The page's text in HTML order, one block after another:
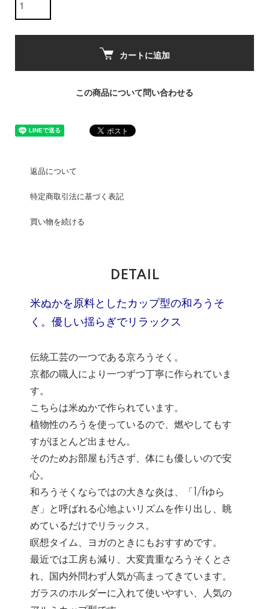
カートに追加
この商品について問い合わせる
返品について
特定商取引法に基づく表記
買い物を続ける
DETAIL
米ぬかを原料としたカップ型の和ろうそ
く。優しい揺らぎでリラックス
伝統工芸の一つである京ろうそく。
京都の職人により一つずつ丁寧に作られていま
す。
こちらは米ぬかで作られています。
植物性のろうを使っているので、燃やしてもす
すがほとんど出ません。
そのためお部屋も汚さず、体にも優しいので安
心。
和ろうそくならではの大きな炎は、「1/fゆら
ぎ」と呼ばれる心地よいリズムを作り出し、眺
めているだけでリラックス。
瞑想タイム、ヨガのときにもおすすめです。
最近では工房も減り、大変貴重なろうそくとさ
れ、国内外問わず人気が高まってきています。
ガラスのホルダーに入れて使いやすい、人気の